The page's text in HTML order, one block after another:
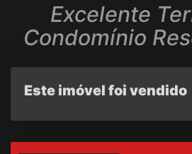
Excelente
Condomínio
Este imóvel foi vendido